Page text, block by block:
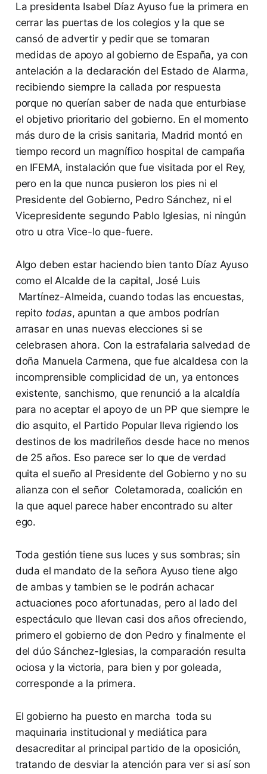
La presidenta Isabel Díaz Ayuso fue la primera en
cerrar las puertas de los colegios y la que se
cansó de advertir y pedir que se tomaran
medidas de apoyo al gobierno de España, ya con
antelación a la declaración del Estado de Alarma,
recibiendo siempre la callada por respuesta
porque no querían saber de nada que enturbiase
el objetivo prioritario del gobierno. En el momento
más duro de la crisis sanitaria, Madrid montó en
tiempo record un magnífico hospital de campaña
en IFEMA, instalación que fue visitada por el Rey,
pero en la que nunca pusieron los pies ni el
Presidente del Gobierno, Pedro Sánchez, ni el
Vicepresidente segundo Pablo Iglesias, ni ningún
otro u otra Vice-lo que-fuere.
Algo deben estar haciendo bien tanto Díaz Ayuso
como el Alcalde de la capital, José Luis
Martínez-Almeida, cuando todas las encuestas,
repito todas, apuntan a que ambos podrían
arrasar en unas nuevas elecciones si se
celebrasen ahora. Con la estrafalaria salvedad de
doña Manuela Carmena, que fue alcaldesa con la
incomprensible complicidad de un, ya entonces
existente, sanchismo, que renunció a la alcaldía
para no aceptar el apoyo de un PP que siempre le
dio asquito, el Partido Popular lleva rigiendo los
destinos de los madrileños desde hace no menos
de 25 años. Eso parece ser lo que de verdad
quita el sueño al Presidente del Gobierno y no su
alianza con el señor Coletamorada, coalición en
la que aquel parece haber encontrado su alter
ego.
Toda gestión tiene sus luces y sus sombras; sin
duda el mandato de la señora Ayuso tiene algo
de ambas y tambien se le podrán achacar
actuaciones poco afortunadas, pero al lado del
espectáculo que llevan casi dos años ofreciendo,
primero el gobierno de don Pedro y finalmente el
del dúo Sánchez-Iglesias, la comparación resulta
ociosa y la victoria, para bien y por goleada,
corresponde a la primera.
El gobierno ha puesto en marcha toda su
maquinaria institucional y mediática para
desacreditar al principal partido de la oposición,
tratando de desviar la atención para ver si así son